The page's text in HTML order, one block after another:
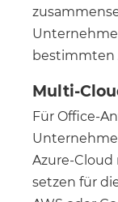
bestimmten
Multi-
Für Office-
Azure-Cloud
setzen für